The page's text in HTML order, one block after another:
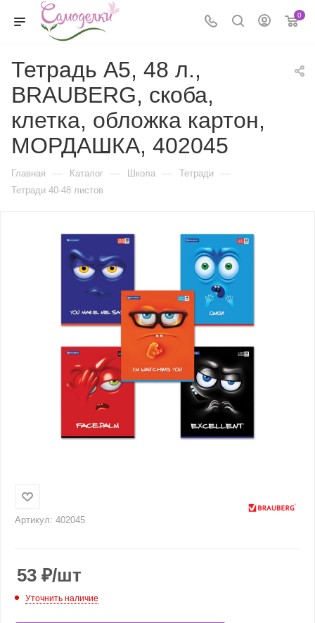
0
Тетрадь А5, 48 л.,
BRAUBERG, скоба,
клетка, обложка картон,
МОРДАШКА, 402045
Главная — Каталог — Школа — Тетради —
Тетради 40-48 листов
Артикул: 402045
53 ₽/шт
Уточнить наличие